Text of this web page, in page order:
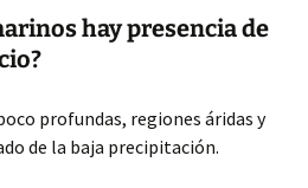
hay presencia de
profundas, regiones áridas y
de la baja precipitación.